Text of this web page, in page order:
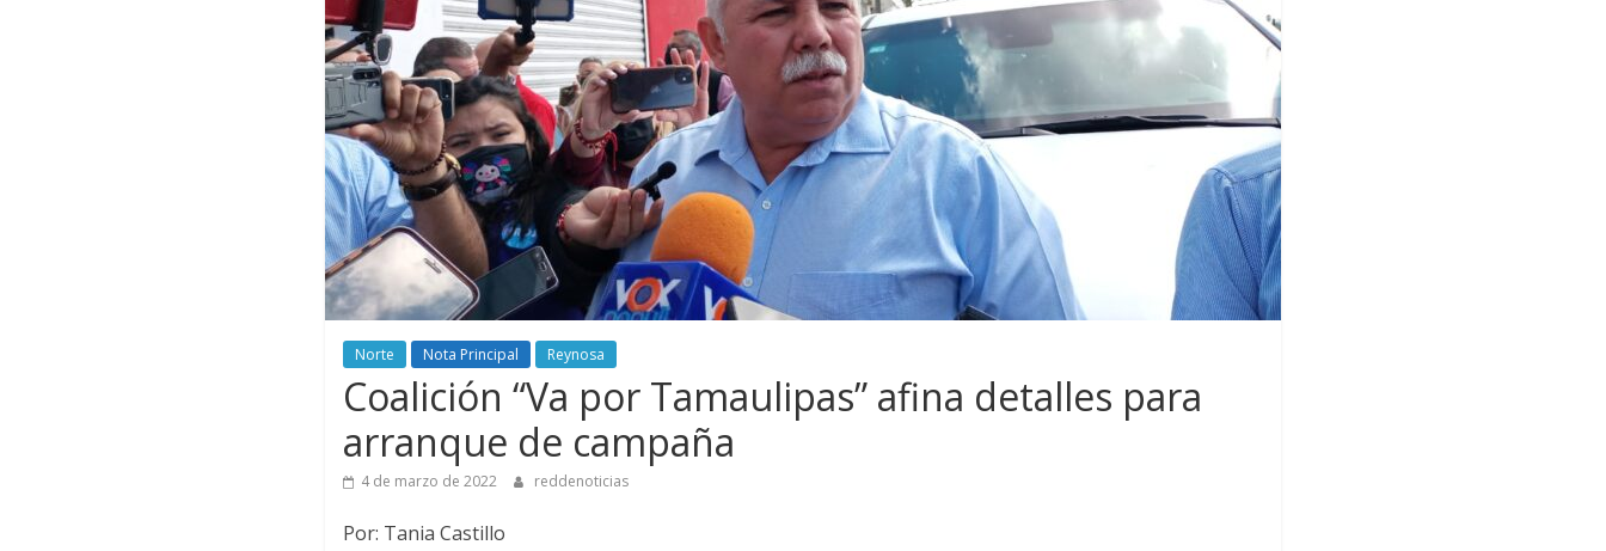
Norte Nota Principal Reynosa
Coalición “Va por Tamaulipas” afina detalles para
arranque de campaña
4 de marzo de 2022 reddenoticias
Por: Tania Castillo